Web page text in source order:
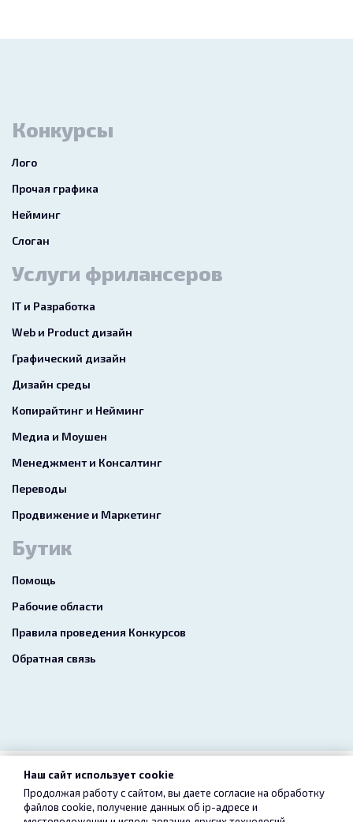
Конкурсы
Лого
Прочая графика
Нейминг
Слоган
Услуги фрилансеров
IT и Разработка
Web и Product дизайн
Графический дизайн
Дизайн среды
Копирайтинг и Нейминг
Медиа и Моушен
Менеджмент и Консалтинг
Переводы
Продвижение и Маркетинг
Бутик
Помощь
Рабочие области
Правила проведения Конкурсов
Обратная связь
2026 freelance.boutique
Пользовательское соглашение Конфиденциальность
Наш сайт использует cookie
Продолжая работу с сайтом, вы даете согласие на обработку
файлов cookie, получение данных об ip-адресе и